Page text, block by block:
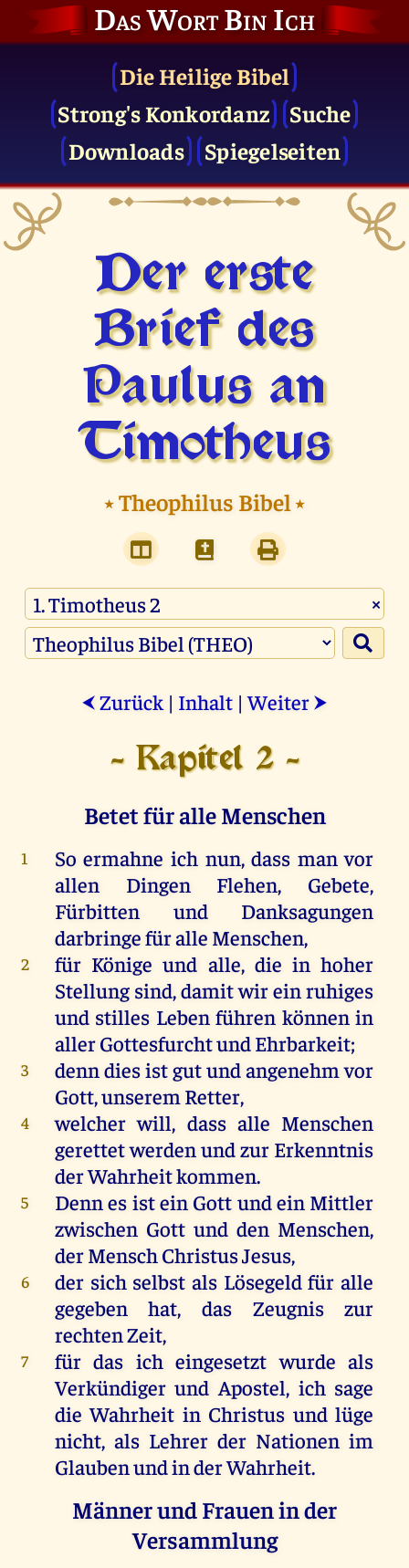
Das Wort Bin Ich
Die Heilige Bibel
Strong's Konkordanz
Suche
Downloads
Spiegelseiten
Der erste
Brief des
Paulus an
Timotheus
⭑Theophilus Bibel⭑
×
⮜ Zurück | Inhalt |Weiter ⮞
- Kapitel 2 -
Betet für alle Menschen
1 So ermahne ich nun, dass man vor
allen
Dingen Flehen, Gebete,
Fürbitten undDanksagungen
darbringefüralle Menschen,
2 für Könige und alle, die in hoher
Stellung sind,damitwireinruhiges
und stilles Leben führen können in
allerGottesfurchtundEhrbarkeit;
3 denndiesistgutundangenehm vor
Gott,unserem Retter,
4 welcher will, dass alle Menschen
gerettetwerdenundzur Erkenntnis
derWahrheitkommen.
5 Dennes istein Gott undein Mittler
zwischen Gott und den Menschen,
derMenschChristusJesus,
6 der sich selbst als Lösegeldfür alle
gegeben
hat, das Zeugnis
zur
rechtenZeit,
7 für das ich eingesetzt wurde als
Verkündigerund Apostel, ich sage
die Wahrheit in Christus und lüge
nicht, als Lehrer der Nationenim
GlaubenundinderWahrheit.
Männer und Frauen in der
Versammlung